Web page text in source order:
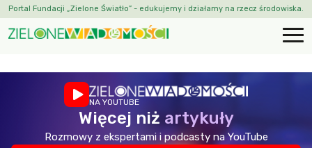
Portal Fundacji „Zielone Światło” - edukujemy i działamy na rzecz środowiska.
NA YOUTUBE
Więcej niż artykuły
Rozmowy z ekspertami i podcasty na YouTube